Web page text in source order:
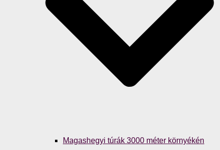
Magashegyi túrák 3000 méter környékén